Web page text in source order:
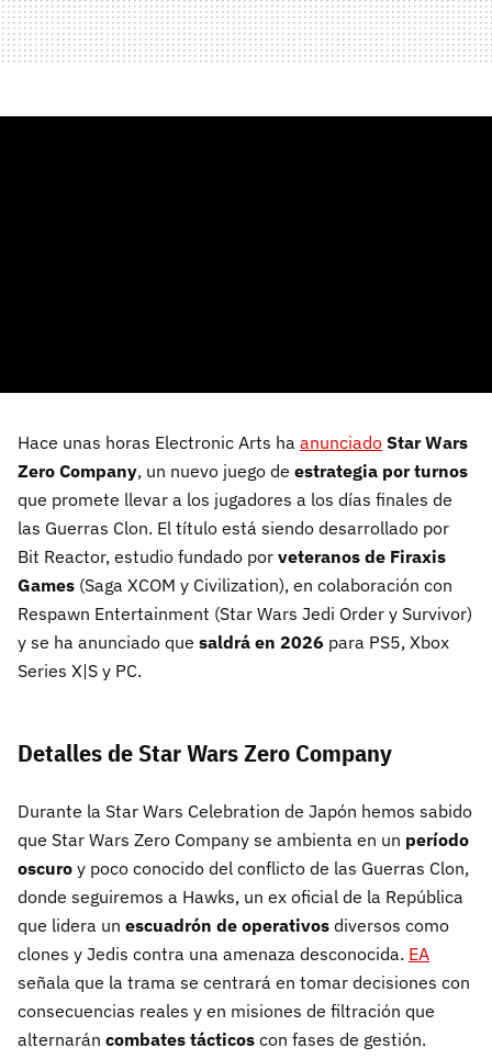
Hace unas horas Electronic Arts ha anunciado Star Wars
Zero Company, un nuevo juego de estrategia por turnos
que promete llevar a los jugadores a los días finales de
las Guerras Clon. El título está siendo desarrollado por
Bit Reactor, estudio fundado por veteranos de Firaxis
Games (Saga XCOM y Civilization), en colaboración con
Respawn Entertainment (Star Wars Jedi Order y Survivor)
y se ha anunciado que saldrá en 2026 para PS5, Xbox
Series X|S y PC.
Detalles deStar Wars Zero Company
Durante la Star Wars Celebration de Japón hemos sabido
que Star Wars Zero Company se ambienta en un período
oscuro y poco conocido del conflicto de las Guerras Clon,
donde seguiremos a Hawks, un ex oficial de la República
que lidera un escuadrón de operativos diversos como
clones y Jedis contra una amenaza desconocida. EA
señala que la trama se centrará en tomar decisiones con
consecuencias reales y en misiones de filtración que
alternarán combates tácticos con fases de gestión.